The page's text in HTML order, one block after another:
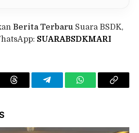
Berita Terbaru Suara BSDK,
SUARABSDKMARI
Threads TelegramWhatsAppCopy